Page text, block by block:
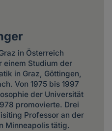
in Österreich
einem Studium der
in Graz, Göttingen,
Von 1975 bis 1997
der Universität
promovierte. Drei
Professor an der
Minneapolis tätig.